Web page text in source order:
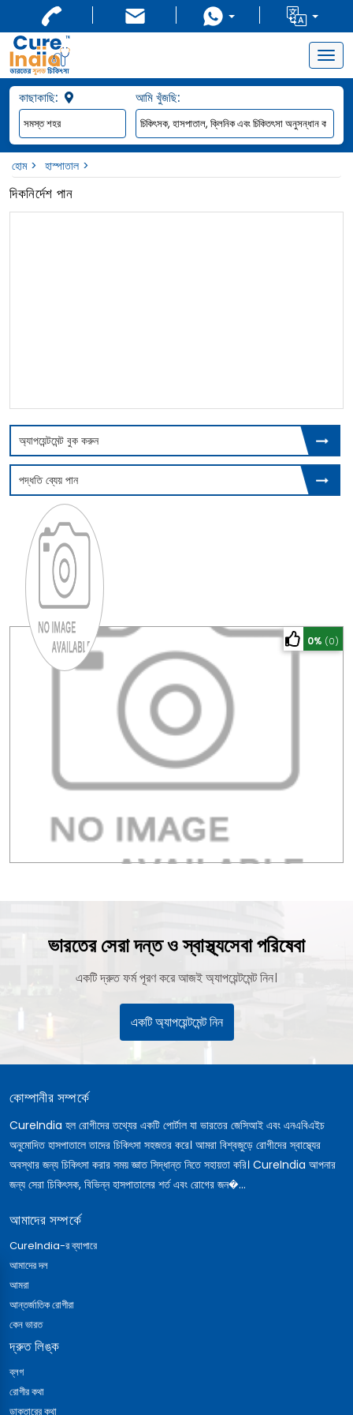
কাছাকাছি: আমি খুঁজছি:
হোম হাস্পাতাল
দিকনির্দেশ পান
অ্যাপয়েন্টমেন্ট বুক করুন
পদ্ধতি ব্যেয় পান
0% (0)
ভারতের সেরা দন্ত ও স্বাস্থ্যসেবা পরিষেবা
একটি দ্রুত ফর্ম পূরণ করে আজই অ্যাপয়েন্টমেন্ট নিন।
একটি অ্যাপয়েন্টমেন্ট নিন
কোম্পানীর সম্পর্কে
CureIndia হল রোগীদের তথ্যের একটি পোর্টাল যা ভারতের জেসিআই এবং এনএবিএইচ
অনুমোদিত হাসপাতালে তাদের চিকিৎসা সহজতর করে। আমরা বিশ্বজুড়ে রোগীদের স্বাস্থ্যের
অবস্থার জন্য চিকিৎসা করার সময় জ্ঞাত সিদ্ধান্ত নিতে সহায়তা করি। CureIndia আপনার
জন্য সেরা চিকিৎসক, বিভিন্ন হাসপাতালের শর্ত এবং রোগের জন�...
আমাদের সম্পর্কে
CureIndia-র ব্যাপারে
আমাদের দল
আমরা
আন্তর্জাতিক রোগীরা
কেন ভারত
দ্রুত লিঙ্ক
ব্লগ
রোগীর কথা
ডাক্তারের কথা